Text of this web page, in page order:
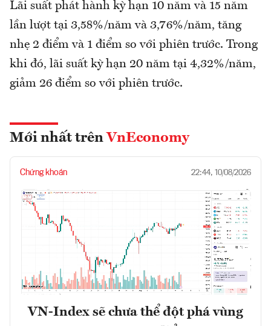
Lãi suất phát hành kỳ hạn 10 năm và 15 năm
lần lượt tại 3,58%/năm và 3,76%/năm, tăng
nhẹ 2 điểm và 1 điểm so với phiên trước. Trong
khi đó, lãi suất kỳ hạn 20 năm tại 4,32%/năm,
giảm 26 điểm so với phiên trước.
Mới nhất trên VnEconomy
Chứng khoán 22:44, 10/08/2026
VN-Index sẽ chưa thể đột phá vùng